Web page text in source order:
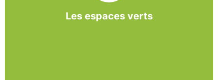
Les espaces verts